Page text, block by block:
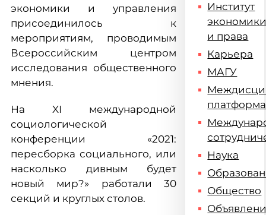
экономики и управления
присоединилось к
мероприятиям, проводимым
Всероссийским центром
исследования общественного
мнения.
На XI международной
социологической
конференции «2021:
пересборка социального, или
насколько дивным будет
новый мир?» работали 30
секций и круглых столов.
Институт
и права
Карьера
МАГУ
платформа
Наука
Общество